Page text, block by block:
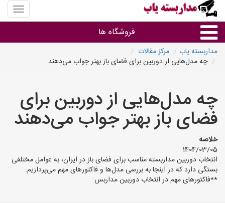
منوی
سایت
یاب
فروشگاه ها
براساس مشخصات ظاهری
براساس برند
فروشندگان دوربین مداربسته
مداربسته یاب
مرکز مقالات
چه مدل‌هایی از دوربین برای فضای باز بهتر جواب می‌دهند
چه مدل‌هایی از دوربین برای
فضای باز بهتر جواب می‌دهند
خلاصه
1404/03/05
انتخاب دوربین مداربسته مناسب برای فضای باز در ایران، به عوامل مختلفی
بستگی دارد که در اینجا به بررسی مدل‌ها و فاکتورهای مهم می‌پردازیم:
**فاکتورهای مهم در انتخاب دوربین مداربس